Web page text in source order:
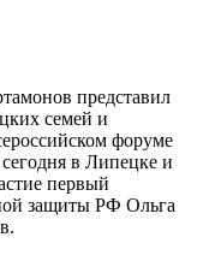
представил
семей и
форуме
в Липецке и
первый
защиты РФ Ольга